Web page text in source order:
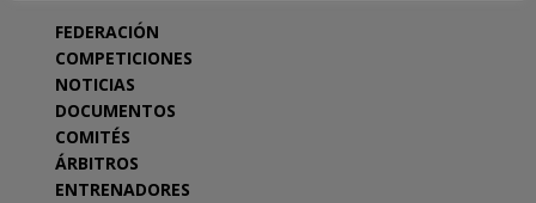
FEDERACIÓN
COMPETICIONES
NOTICIAS
DOCUMENTOS
COMITÉS
ÁRBITROS
ENTRENADORES